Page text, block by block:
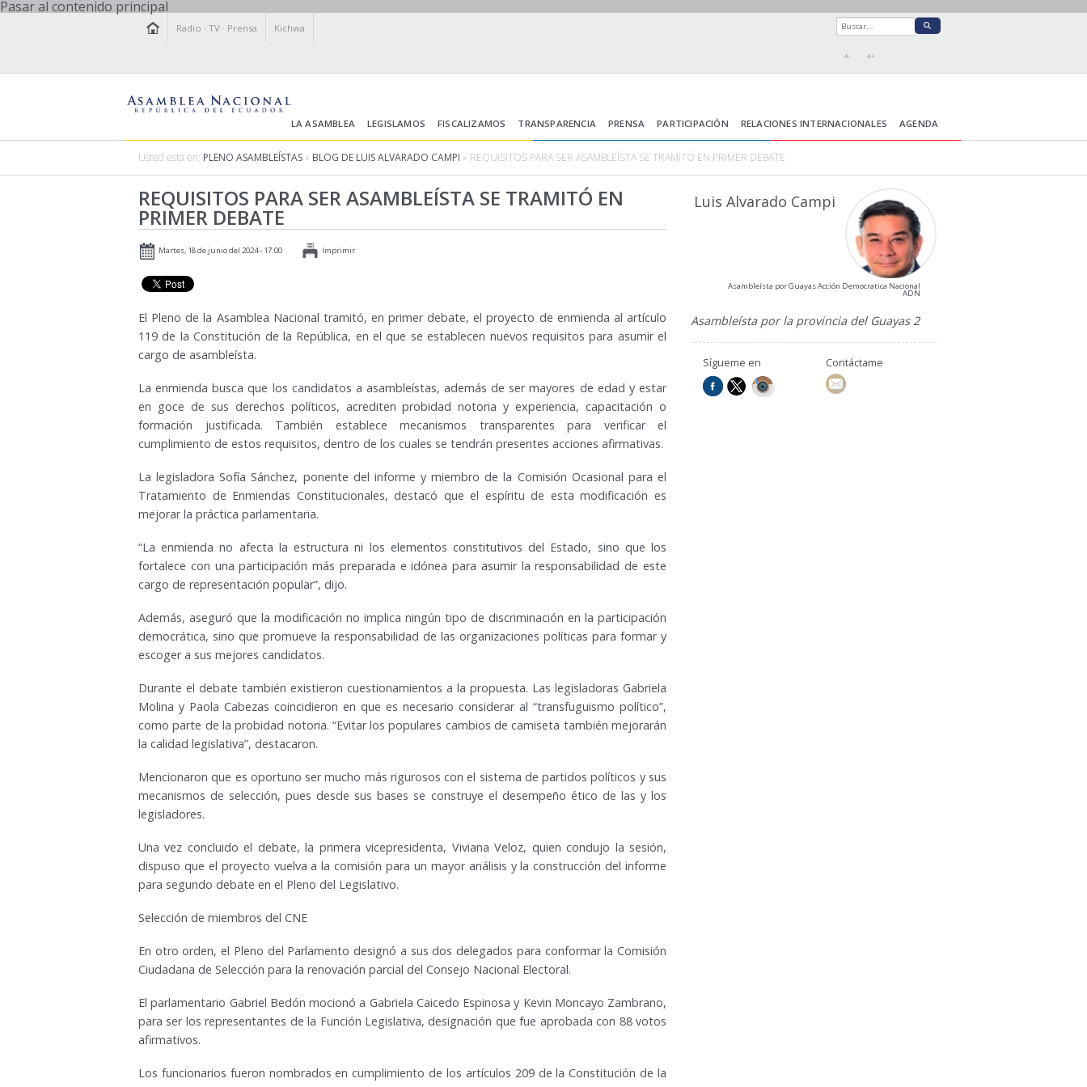
Pasar al contenido principal
Radio ·TV · Prensa Kichwa
A- A+
LA ASAMBLEA LEGISLAMOS FISCALIZAMOS TRANSPARENCIA PRENSA PARTICIPACIÓN RELACIONES INTERNACIONALES AGENDA
Usted está en: PLENO ASAMBLEÍSTAS » BLOG DE LUIS ALVARADO CAMPI » REQUISITOS PARA SER ASAMBLEÍSTA SE TRAMITÓ EN PRIMER DEBATE
REQUISITOS PARA SER ASAMBLEÍSTA SE TRAMITÓ EN
PRIMER DEBATE
Martes, 18 de junio del 2024 - 17:00 Imprimir
El Pleno de la Asamblea Nacional tramitó, en primer debate, el proyecto de enmienda al artículo
119 de la Constitución de la República, en el que se establecen nuevos requisitos para asumir el
cargo de asambleísta.
La enmienda busca que los candidatos a asambleístas, además de ser mayores de edad y estar
en goce de sus derechos políticos, acrediten probidad notoria y experiencia, capacitación o
formación justificada. También establece mecanismos transparentes para verificar el
cumplimiento de estos requisitos, dentro de los cuales se tendrán presentes acciones afirmativas.
La legisladora Sofía Sánchez, ponente del informe y miembro de la Comisión Ocasional para el
Tratamiento de Enmiendas Constitucionales, destacó que el espíritu de esta modificación es
mejorar la práctica parlamentaria.
“La enmienda no afecta la estructura ni los elementos constitutivos del Estado, sino que los
fortalece con una participación más preparada e idónea para asumir la responsabilidad de este
cargo de representación popular”, dijo.
Además, aseguró que la modificación no implica ningún tipo de discriminación en la participación
democrática, sino que promueve la responsabilidad de las organizaciones políticas para formar y
escoger a sus mejores candidatos.
Durante el debate también existieron cuestionamientos a la propuesta. Las legisladoras Gabriela
Molina y Paola Cabezas coincidieron en que es necesario considerar al “transfuguismo político”,
como parte de la probidad notoria. “Evitar los populares cambios de camiseta también mejorarán
la calidad legislativa”, destacaron.
Mencionaron que es oportuno ser mucho más rigurosos con el sistema de partidos políticos y sus
mecanismos de selección, pues desde sus bases se construye el desempeño ético de las y los
legisladores.
Una vez concluido el debate, la primera vicepresidenta, Viviana Veloz, quien condujo la sesión,
dispuso que el proyecto vuelva a la comisión para un mayor análisis y la construcción del informe
para segundo debate en el Pleno del Legislativo.
Selección de miembros del CNE
En otro orden, el Pleno del Parlamento designó a sus dos delegados para conformar la Comisión
Ciudadana de Selección para la renovación parcial del Consejo Nacional Electoral.
El parlamentario Gabriel Bedón mocionó a Gabriela Caicedo Espinosa y Kevin Moncayo Zambrano,
para ser los representantes de la Función Legislativa, designación que fue aprobada con 88 votos
afirmativos.
Los funcionarios fueron nombrados en cumplimiento de los artículos 209 de la Constitución de la
Luis Alvarado Campi
Asambleísta por Guayas Acción Democratica Nacional
ADN
Asambleísta por la provincia del Guayas 2
Sígueme en Contáctame